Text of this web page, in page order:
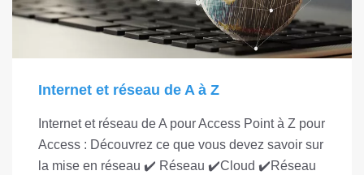
Internet et réseau de A à Z
Internet et réseau de A pour Access Point à Z pour
Access : Découvrez ce que vous devez savoir sur
la mise en réseau ✔️ Réseau ✔️Cloud ✔️Réseau